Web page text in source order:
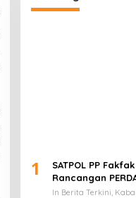
1
SATPOL PP
Rancangan
Ketentraman
In Berita Terkini,